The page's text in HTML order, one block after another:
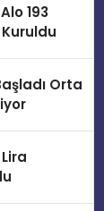
193
Orta